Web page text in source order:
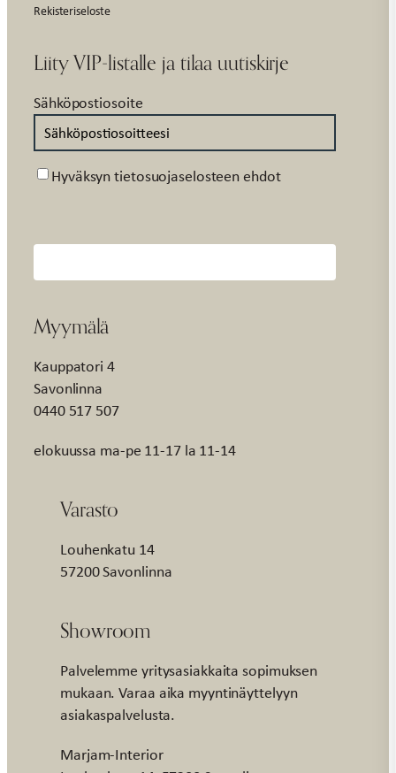
Rekisteriseloste
Liity VIP-listalle ja tilaa uutiskirje
Sähköpostiosoite
Suostumus
Hyväksyn tietosuojaselosteen ehdot
Myymälä
Kauppatori 4
Savonlinna
0440 517 507
elokuussa ma-pe 11-17 la 11-14
Varasto
Louhenkatu 14
57200 Savonlinna
Showroom
Palvelemme yritysasiakkaita sopimuksen
mukaan. Varaa aika myyntinäyttelyyn
asiakaspalvelusta.
Marjam-Interior